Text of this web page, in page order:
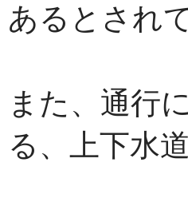
あるとされ
また、通行
る、上下水